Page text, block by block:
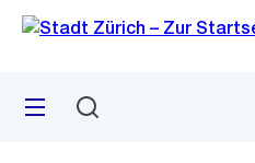
Navigation
Sprunglink
Menü